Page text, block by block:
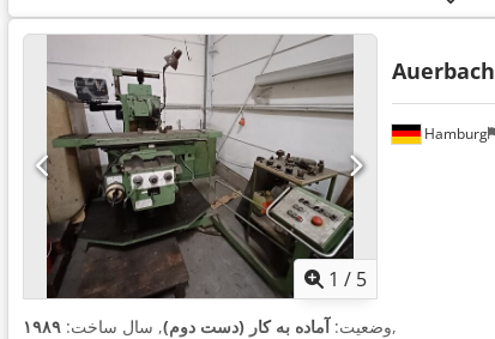
1 / 5
Hamburg
Auerbach
وضعیت:آماده به کار (دست دوم), سال ساخت: ۱۹۸۹ ,